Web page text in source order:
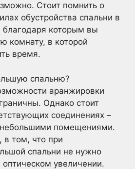
Стоит помнить о
обустройства спальни в
благодаря которым вы
комнату, в которой
время.
спальню?
аранжировки
Однако стоит
соединениях –
небольшими помещениями.
в том, что при
спальни не нужно
оптическом увеличении.